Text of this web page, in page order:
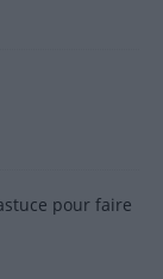
pour faire